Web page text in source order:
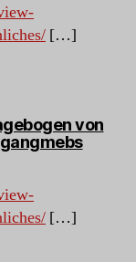
[…]
von
sagt:
[…]